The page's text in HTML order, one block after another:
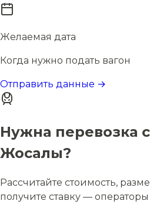
Желаемая дата
Когда нужно подать вагон
Отправить данные →
Нужна перевозка
Жосалы?
Рассчитайте стоимость,
получите ставку — операторы